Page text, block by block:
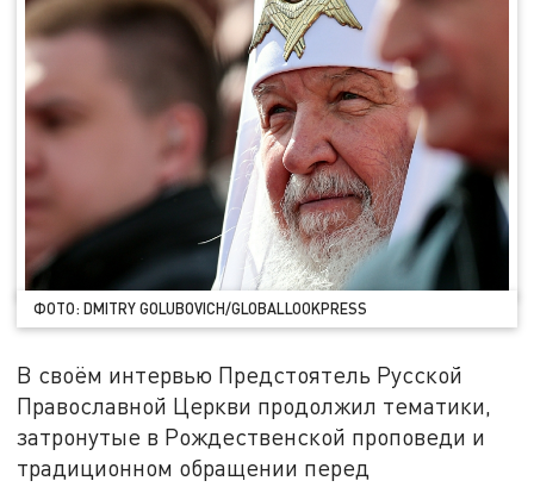
ФОТО: DMITRY GOLUBOVICH/GLOBALLOOKPRESS
В своём интервью Предстоятель Русской
Православной Церкви продолжил тематики,
затронутые в Рождественской проповеди и
традиционном обращении перед